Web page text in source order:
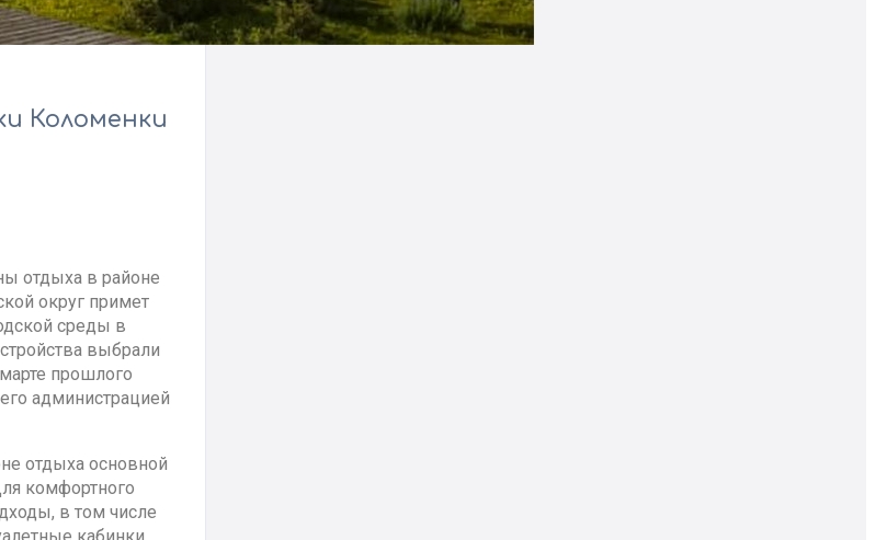
Коломенки
отдыха в районе
округ примет
среды в
выбрали
прошлого
администрацией
отдыха основной
комфортного
в том числе